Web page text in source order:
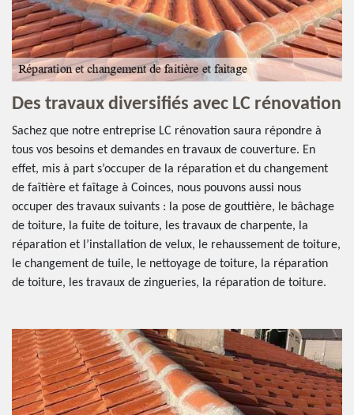
Des travaux diversifiés avec LC rénovation
Sachez que notre entreprise LC rénovation saura répondre à
tous vos besoins et demandes en travaux de couverture. En
effet, mis à part s’occuper de la réparation et du changement
de faîtière et faîtage à Coinces, nous pouvons aussi nous
occuper des travaux suivants : la pose de gouttière, le bâchage
de toiture, la fuite de toiture, les travaux de charpente, la
réparation et l’installation de velux, le rehaussement de toiture,
le changement de tuile, le nettoyage de toiture, la réparation
de toiture, les travaux de zingueries, la réparation de toiture.